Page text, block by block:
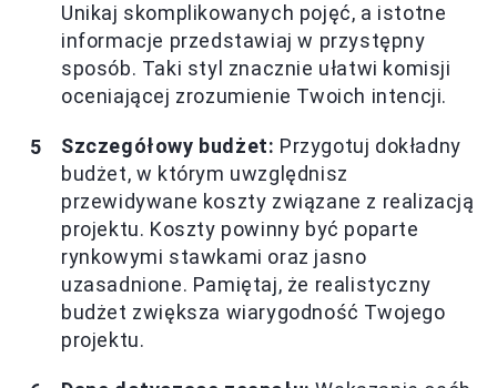
Unikaj skomplikowanych pojęć, a istotne
informacje przedstawiaj w przystępny
sposób. Taki styl znacznie ułatwi komisji
oceniającej zrozumienie Twoich intencji.
Szczegółowy budżet: Przygotuj dokładny
budżet, w którym uwzględnisz
przewidywane koszty związane z realizacją
projektu. Koszty powinny być poparte
rynkowymi stawkami oraz jasno
uzasadnione. Pamiętaj, że realistyczny
budżet zwiększa wiarygodność Twojego
projektu.